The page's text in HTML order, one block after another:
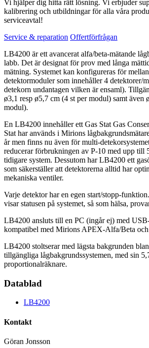
Vi hjälper dig hitta rätt lösning. Vi erbjuder
kalibrering och utbildningar för alla våra
serviceavtal!
Service & reparation Offertförfrågan
LB4200 är ett avancerat alfa/beta-mätande
labb. Det är designat för prov med långa
mätning. Systemet kan konfigureras för
detektormoduler som innehåller 4 detektorer/
detekorn undantagen vilken är ensaml).
ø3,1 resp ø5,7 cm (4 st per modul) samt även
modul).
En LB4200 innehåller ett Gas Stat Gas
Stat har används i Mirions
år men finns nu även för multi-
reducerar förbrukningen av P-10 med upp till
tidigare system. Dessutom har LB4200 ett
som säkerställer att detektorerna alltid har
mekaniska ventiler.
Varje detektor har en egen start/stopp-
visar statusen på systemet, så som hälsa,
LB4200 ansluts till en PC (ingår ej) med
kompatibel med Mirions APEX-Alfa/Beta
LB4200 stoltserar med lägsta bakgrunden
tillgängliga lågbakgrundssystemen, med sin
proportionalräknare.
Datablad
LB4200
Kontakt
Göran Jonsson